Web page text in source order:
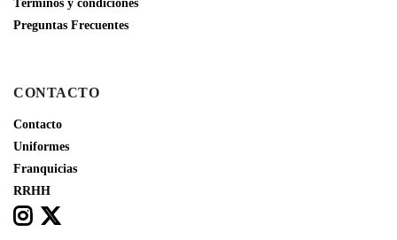
Términos y condiciones
Preguntas Frecuentes
CONTACTO
Contacto
Uniformes
Franquicias
RRHH